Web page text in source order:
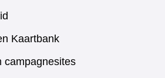
andere
website)
Kaartbank(verwijst
naar
campagnesites